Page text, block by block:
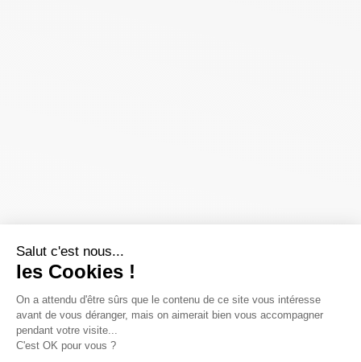
Salut c'est nous...
les Cookies !
On a attendu d'être sûrs que le contenu de ce site vous intéresse
avant de vous déranger, mais on aimerait bien vous accompagner
pendant votre visite...
C'est OK pour vous ?